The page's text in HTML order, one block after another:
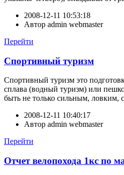
2008-12-11 10:53:18
Автор admin webmaster
Перейти
Спортивный туризм
Спортивный туризм это
сплава (водный туризм) или
быть не только сильным, ловким,
2008-12-11 10:40:17
Автор admin webmaster
Перейти
Отчет велопохода 1кс по